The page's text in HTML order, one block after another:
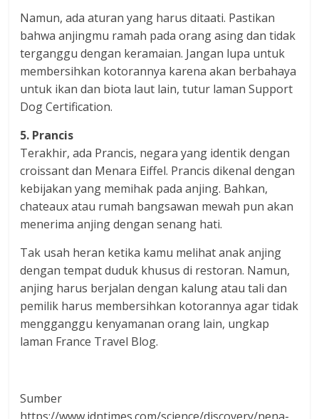
Namun, ada aturan yang harus ditaati. Pastikan
bahwa anjingmu ramah pada orang asing dan tidak
terganggu dengan keramaian. Jangan lupa untuk
membersihkan kotorannya karena akan berbahaya
untuk ikan dan biota laut lain, tutur laman Support
Dog Certification.
5. Prancis
Terakhir, ada Prancis, negara yang identik dengan
croissant dan Menara Eiffel. Prancis dikenal dengan
kebijakan yang memihak pada anjing. Bahkan,
chateaux atau rumah bangsawan mewah pun akan
menerima anjing dengan senang hati.
Tak usah heran ketika kamu melihat anak anjing
dengan tempat duduk khusus di restoran. Namun,
anjing harus berjalan dengan kalung atau tali dan
pemilik harus membersihkan kotorannya agar tidak
mengganggu kenyamanan orang lain, ungkap
laman France Travel Blog.
Sumber